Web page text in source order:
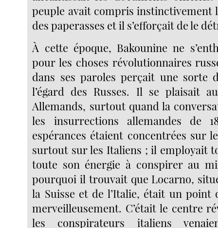
peuple avait compris instinctivement
des paperasses et il s’efforçait de le
À cette époque, Bakounine ne
pour les choses révolutionnaires
dans ses paroles perçait une sorte
l’égard des Russes. Il se plaisait
Allemands, surtout quand la
les insurrections allemandes de
espérances étaient concentrées sur
surtout sur les Italiens ; il employait
toute son énergie à conspirer au
pourquoi il trouvait que Locarno,
la Suisse et de l’Italie, était un point
merveilleusement. C’était le centre
les conspirateurs italiens